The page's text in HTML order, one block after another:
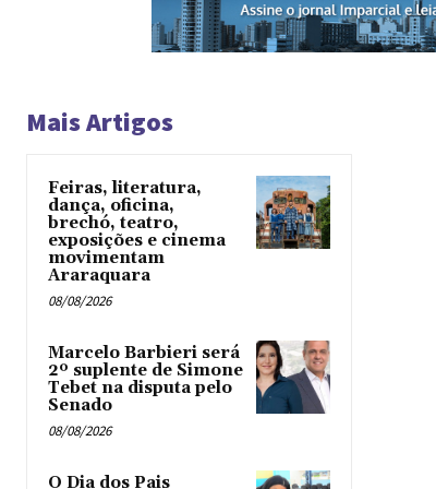
Mais Artigos
Feiras, literatura,
dança, oficina,
brechó, teatro,
exposições e cinema
movimentam
Araraquara
08/08/2026
Marcelo Barbieri será
2º suplente de Simone
Tebet na disputa pelo
Senado
08/08/2026
O Dia dos Pais